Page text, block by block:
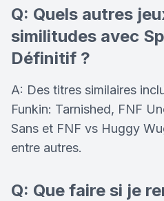
Q: Quels autres
similitudes avec
Définitif ?
A: Des titres similaires
Funkin: Tarnished, FNF
Sans et FNF vs Huggy
entre autres.
Q: Que faire si je